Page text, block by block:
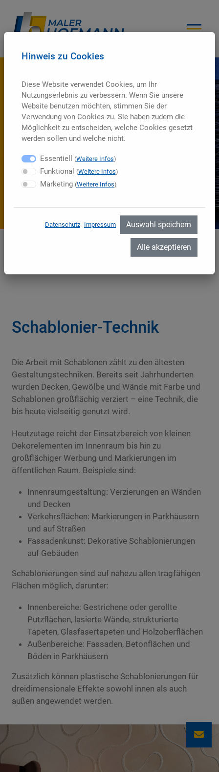
Schablonier-Technik
Die Arbeit mit Schablonen zählt zu den ältesten
Gestaltungstechniken. Bereits seit Jahrhunderten
wurden Decken, Gewölbe und Wände mit Farbe und
Schablonen großflächig verziert – eine Technik, die
bis heute vielseitig genutzt wird.
Heutzutage reicht der Einsatzbereich von kleinen
Dekorelementen im Innenraum bis hin zu
großflächiger Werbung und Markierungen im
öffentlichen Raum. Beispiele sind:
Innenraumgestaltung: Verzierungen an Wänden
und Decken
Verkehrsflächen: Markierungen in Parkhäusern
und auf Straßen
Fassadenkunst: Dekorative Schablonierungen
auf Gebäuden
Schablonierungen sind auf nahezu allen tragfähigen
Flächen möglich, darunter:
Innenbereiche: Gestrichene oder gerollte
Putzflächen, lasierte Wände, strukturierte
Tapeten, Glasfasertapeten und Holzoberflächen
Außenbereiche: Fassaden, Betonflächen und
Böden in Parkhäusern
Zusätzlich können plastische Schablonierungen für
dreidimensionale Effekte sowohl innen als auch
außen angewendet werden.
Hinweis zu Cookies
Diese Website verwendet Cookies, um Ihr
Nutzungserlebnis zu verbessern. Wenn Sie unsere
Website benutzen möchten, stimmen Sie der
Verwendung von Cookies zu. Sie haben zudem die
Möglichkeit zu entscheiden, welche Cookies gesetzt
werden sollen und welche nicht.
Essentiell (Weitere Infos)
Funktional (Weitere Infos)
Marketing (Weitere Infos)
Datenschutz Impressum Auswahl speichern
Alle akzeptieren